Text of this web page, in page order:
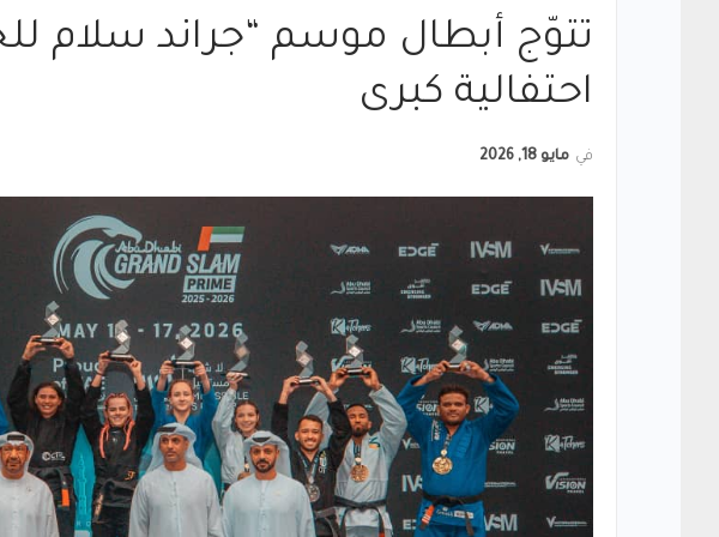
تتوّج أبطال موسم “جراند سلام
احتفالية كبرى
في مايو 18, 2026